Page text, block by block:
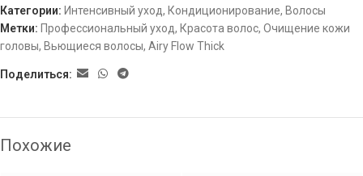
Категории: Интенсивный уход, Кондиционирование, Волосы
Метки: Профессиональный уход, Красота волос, Очищение кожи
головы, Вьющиеся волосы, Airy Flow Thick
Поделиться:
Похожие